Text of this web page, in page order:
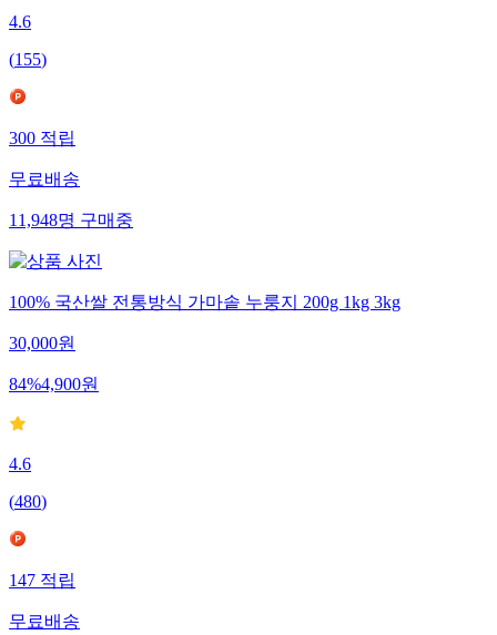
4.6
(155)
300적립
무료배송
11,948명구매중
100% 국산쌀 전통방식 가마솥 누룽지 200g 1kg 3kg
30,000원
84%4,900원
4.6
(480)
147적립
무료배송